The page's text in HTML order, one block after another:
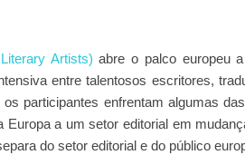
Artists) abre o palco europeu
entre talentosos escritores,
os participantes enfrentam algumas
Europa a um setoreditorial em
do setor editorial e do público